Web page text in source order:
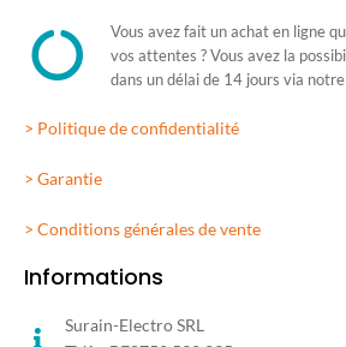
Vous avez fait un achat en ligne
vos attentes ? Vous avez la
dans un délai de 14 jours via
> Politique de confidentialité
> Garantie
> Conditions générales de vente
Informations
Surain-Electro SRL